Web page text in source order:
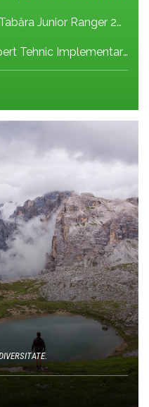
Am dat startul înscrierilor la Tabăra Junior Ranger 2026 – Oameni conectați prin natură – tineri și comunități pentru viitorul Parcului Național Retezat
Rezultat Final - Concurs Expert Tehnic Implementare 3 05.05.2026